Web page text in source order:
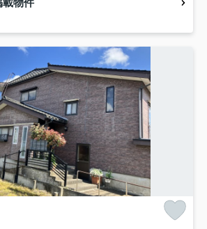
載物件